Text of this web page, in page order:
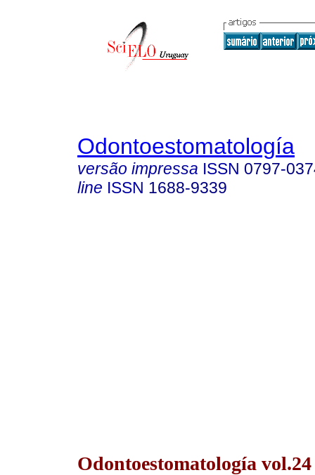
Odontoestomatología
versão impressa ISSN 0797-
line ISSN 1688-9339
Odontoestomatología